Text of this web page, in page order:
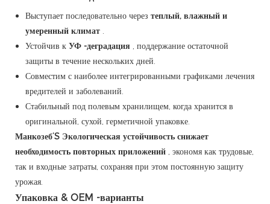
Выступает последовательно через теплый, влажный и
умеренный климат .
Устойчив к УФ -деградация , поддержание остаточной
защиты в течение нескольких дней.
Совместим с наиболее интегрированными графиками лечения
вредителей и заболеваний.
Стабильный под полевым хранилищем, когда хранится в
оригинальной, сухой, герметичной упаковке.
Манкозеб’S Экологическая устойчивость снижает
необходимость повторных приложений , экономя как трудовые,
так и входные затраты, сохраняя при этом постоянную защиту
урожая.
Упаковка & OEM -варианты